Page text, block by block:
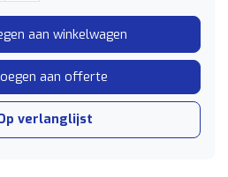
aan winkelwagen
aan offerte
verlanglijst